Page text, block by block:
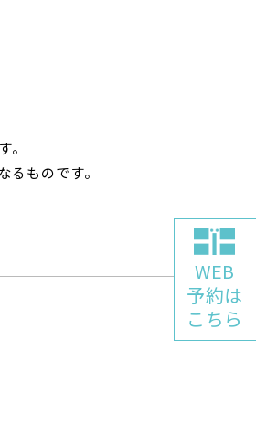
WEB
予約は
こちら
ものです。